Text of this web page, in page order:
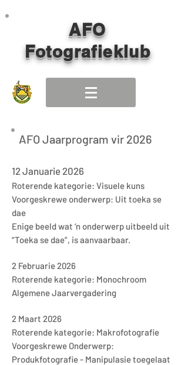
AFO
Fotografieklub
AFO Jaarprogram vir 2026
12 Januarie 2026
Roterende kategorie: Visuele kuns
Voorgeskrewe onderwerp: Uit toeka se
dae
Enige beeld wat ‘n onderwerp uitbeeld uit
“Toeka se dae”, is aanvaarbaar.
2 Februarie 2026
Roterende kategorie: Monochroom
Algemene Jaarvergadering
2 Maart 2026
Roterende kategorie: Makrofotografie
Voorgeskrewe Onderwerp:
Produkfotografie - Manipulasie toegelaat